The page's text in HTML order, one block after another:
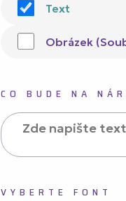
Text
Obrázek
CO BUDE NA
VYBERTE FONT